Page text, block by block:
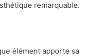
remarquable.
élément apporte sa